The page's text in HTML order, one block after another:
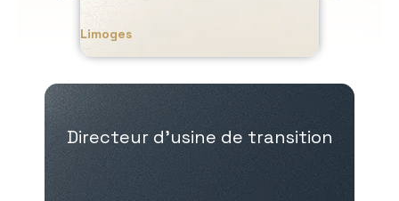
Limoges
Directeur d’usine de transition